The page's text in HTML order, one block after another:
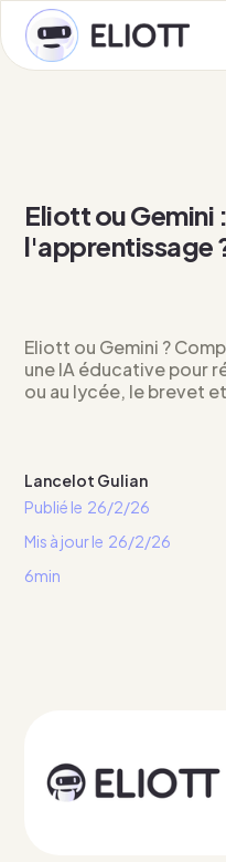
Eliott ou Gemini
l'apprentissage
Eliott ou Gemini ?
une IA éducative pour
ou au lycée, le brevet
Lancelot Gulian
Publié le 26/2/26
Mis à jour le 26/2/26
6min